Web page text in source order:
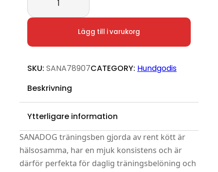
Lägg till i varukorg
SKU: SANA78907CATEGORY: Hundgodis
Beskrivning
Ytterligare information
SANADOG träningsben gjorda av rent kött är
hälsosamma, har en mjuk konsistens och är
därför perfekta för daglig träningsbelöning och